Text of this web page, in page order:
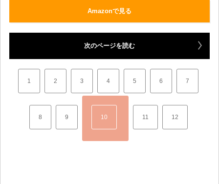
Amazonで見る
次のページを読む
1 2 3 4 5 6 7
8 9 10 11 12